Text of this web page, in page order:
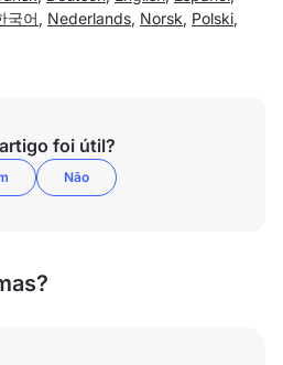
국어 , Nederlands, Norsk, Polski,
foi útil?
Não